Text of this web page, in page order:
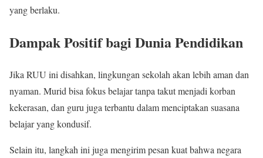
yang berlaku.
Dampak Positif bagi Dunia Pendidikan
Jika RUU ini disahkan, lingkungan sekolah akan lebih aman dan
nyaman. Murid bisa fokus belajar tanpa takut menjadi korban
kekerasan, dan guru juga terbantu dalam menciptakan suasana
belajar yang kondusif.
Selain itu, langkah ini juga mengirim pesan kuat bahwa negara